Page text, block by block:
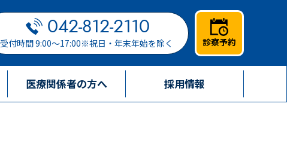
042-812-2110
受付時間 9:00～17:00※祝日・年末年始を除く 診察予約
医療関係者の方へ 採用情報